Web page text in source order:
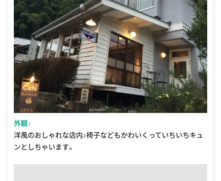
外観♪
洋風のおしゃれな店内♪椅子などもかわいくっていちいちキュ
ンとしちゃいます。